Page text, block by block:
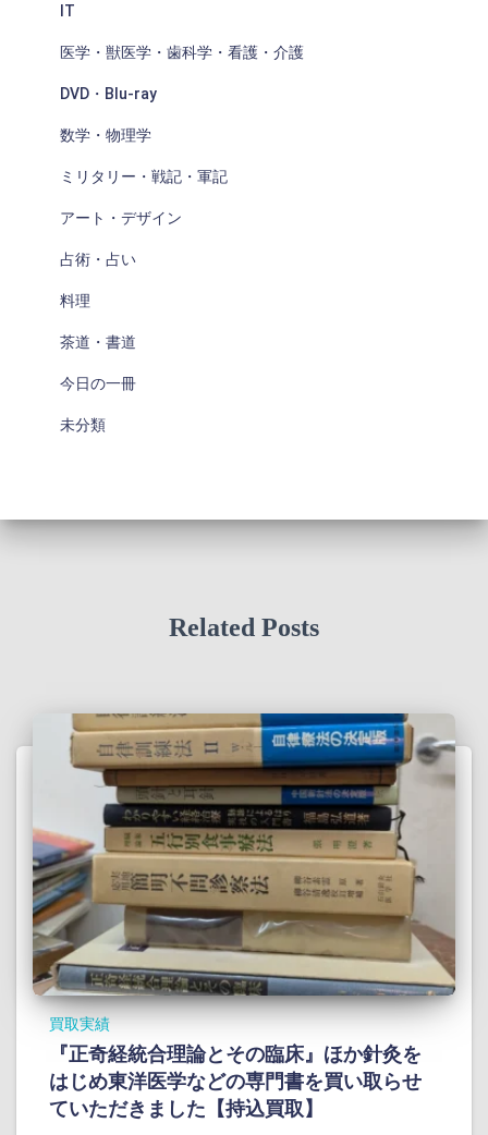
IT
医学・獣医学・歯科学・看護・介護
DVD・Blu-ray
数学・物理学
ミリタリー・戦記・軍記
アート・デザイン
占術・占い
料理
茶道・書道
今日の一冊
未分類
Related Posts
買取実績
『正奇経統合理論とその臨床』ほか針灸を
はじめ東洋医学などの専門書を買い取らせ
ていただきました【持込買取】